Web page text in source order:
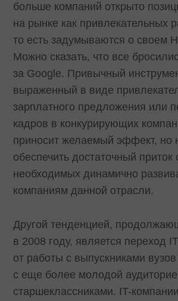
больше компаний открыто
на рынке как привлекательных
то есть задумываются о своем
Можно сказать, что все
за Google. Привычный
выраженный в виде
зарплатного предложения или
кадров в конкурирующих
приносит желаемый эффект, но
обеспечить достаточный приток
необходимых динамично
компаниям данной отрасли.
Другой тенденцией,
в 2008 году, является переход
от работы с выпускниками вузов
с еще более молодой
старшеклассниками. IT-